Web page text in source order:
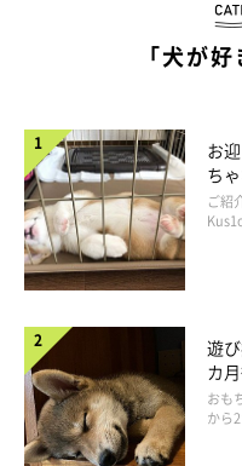
時間を一緒に過ごし、マロ
思います。それが今のスン
な。
「犬が
お
ち
コ“
長！
ご紹
遊
カ
成
おも
から